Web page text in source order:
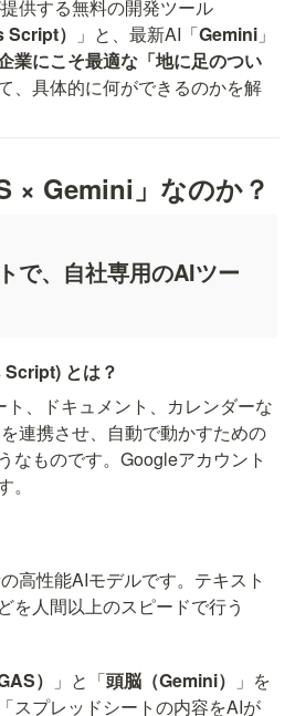
供する無料の開発ツール
） 」と、最新AI「Gemini 」
業にこそ最適な「地に足のつい
、具体的に何ができるのかを解
× Gemini」なのか？
で、自社専用のAIツー
とは？
、ドキュメント、カレンダーな
連携させ、自動で動かすための
なものです。Googleアカウント
高性能AIモデルです。テキスト
を人間以上のスピードで行う
） 」と「頭脳（Gemini）
」を
スプレッドシートの内容をAIが